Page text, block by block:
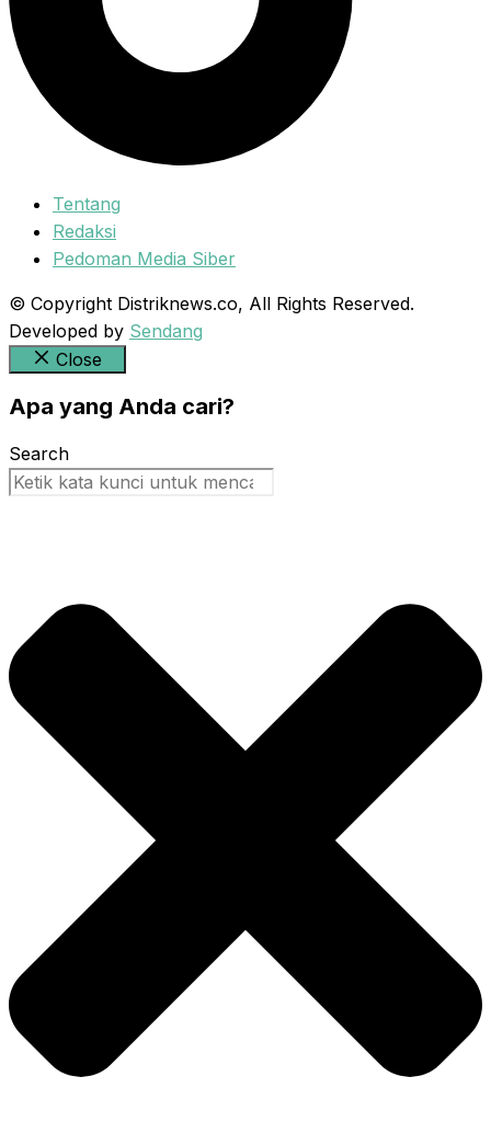
Tentang
Redaksi
Pedoman Media Siber
© Copyright Distriknews.co, All Rights Reserved.
Developed by Sendang
Close
Apa yang Anda cari?
Search